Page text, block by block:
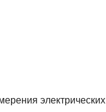
электрических